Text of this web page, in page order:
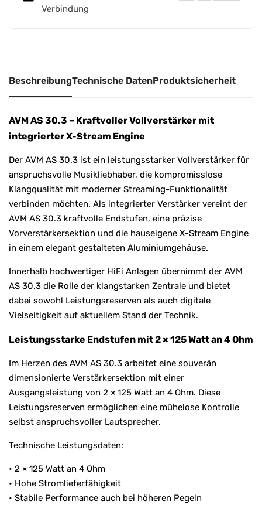
:
Verbindung
BeschreibungTechnische DatenProduktsicherheit
AVM AS 30.3 – Kraftvoller Vollverstärker mit
integrierter X-Stream Engine
Der AVM AS 30.3 ist ein leistungsstarker Vollverstärker für
anspruchsvolle Musikliebhaber, die kompromisslose
Klangqualität mit moderner Streaming-Funktionalität
verbinden möchten. Als integrierter Verstärker vereint der
AVM AS 30.3 kraftvolle Endstufen, eine präzise
Vorverstärkersektion und die hauseigene X-Stream Engine
in einem elegant gestalteten Aluminiumgehäuse.
Innerhalb hochwertiger HiFi Anlagen übernimmt der AVM
AS 30.3 die Rolle der klangstarken Zentrale und bietet
dabei sowohl Leistungsreserven als auch digitale
Vielseitigkeit auf aktuellem Stand der Technik.
Leistungsstarke Endstufen mit 2 × 125 Watt an 4 Ohm
Im Herzen des AVM AS 30.3 arbeitet eine souverän
dimensionierte Verstärkersektion mit einer
Ausgangsleistung von 2 × 125 Watt an 4 Ohm. Diese
Leistungsreserven ermöglichen eine mühelose Kontrolle
selbst anspruchsvoller Lautsprecher.
Technische Leistungsdaten:
• 2 × 125 Watt an 4 Ohm
• Hohe Stromlieferfähigkeit
• Stabile Performance auch bei höheren Pegeln